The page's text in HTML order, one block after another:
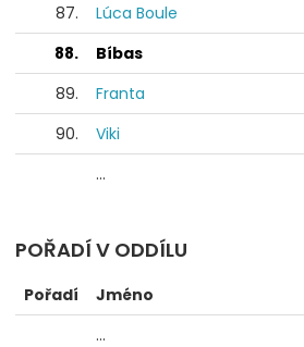
87.
Lúca Boule
88.
Bíbas
89.
Franta
90.
Viki
...
POŘADÍ V ODDÍLU
Pořadí Jméno
...